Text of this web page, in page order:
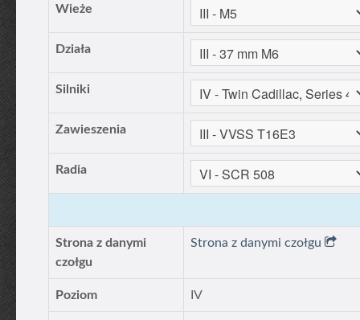
Wieże
Działa
Silniki
Zawieszenia
Radia
Strona z danymi
czołgu
Strona z danymi czołgu
Poziom IV